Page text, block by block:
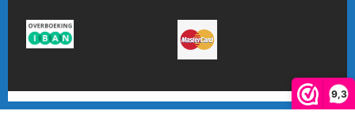
9,3